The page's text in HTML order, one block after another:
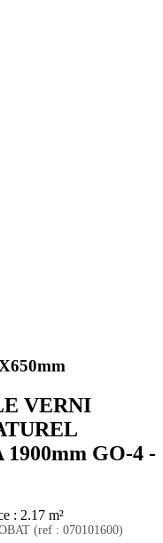
VERNI
GO-4 -
: 2.17 m²
(ref : 070101600)